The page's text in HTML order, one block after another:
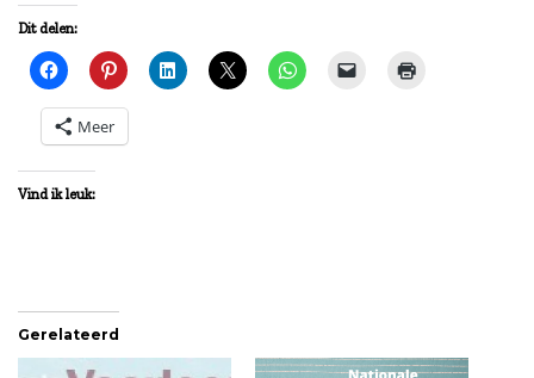
Dit delen:
Meer
Vind ik leuk:
Gerelateerd